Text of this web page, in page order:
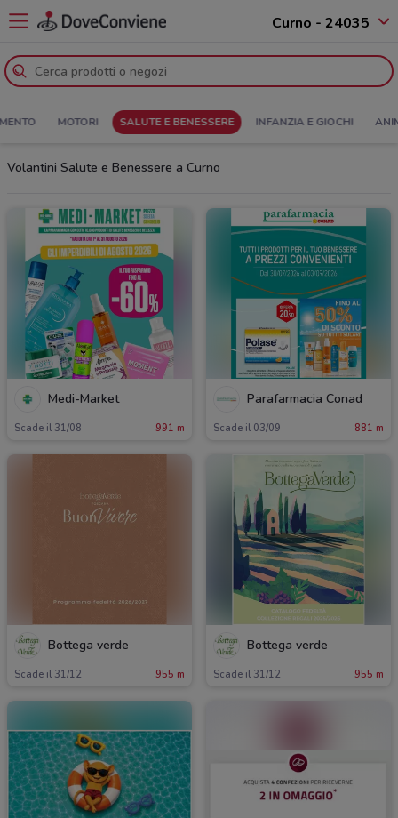
Curno - 24035
MOTORI SALUTE E BENESSERE INFANZIA E GIOCHI
Volantini Salute e Benessere a Curno
Medi-Market
Scade il 31/08 991 m
Parafarmacia Conad
Scade il 03/09 881 m
Bottega verde
Scade il 31/12 955 m
Bottega verde
Scade il 31/12 955 m